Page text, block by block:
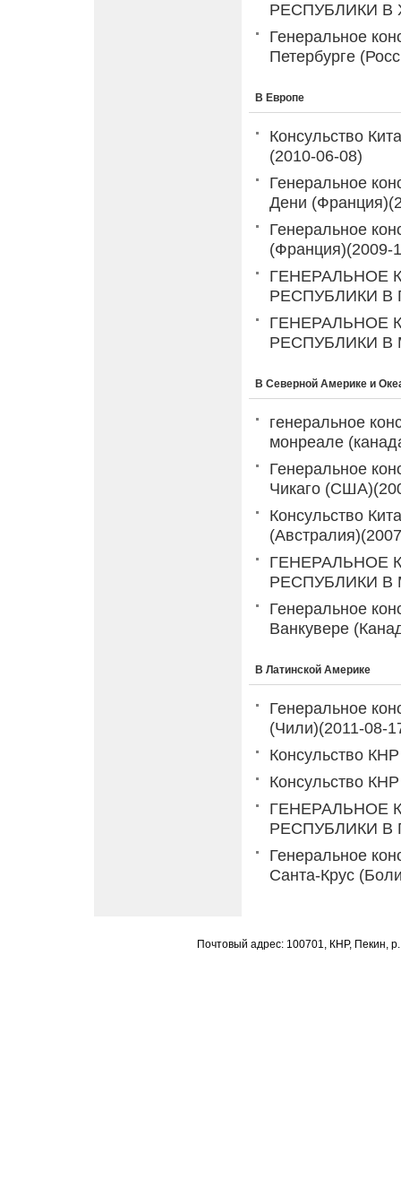
РЕСПУБЛИКИ В
Генеральное
Петербурге
В Европе
Консульство
(2010-06-08)
Генеральное
Дени (Франция)
Генеральное
(Франция)(2009-
ГЕНЕРАЛЬНОЕ
РЕСПУБЛИКИ В
ГЕНЕРАЛЬНОЕ
РЕСПУБЛИКИ
В Северной Америке и
генеральное
монреале
Генеральное
Чикаго (США)
Консульство
(Австралия)
ГЕНЕРАЛЬНОЕ
РЕСПУБЛИКИ В
Генеральное
Ванкувере
В Латинской Америке
Генеральное
(Чили)(2011-08-
Консульство
Консульство
ГЕНЕРАЛЬНОЕ
РЕСПУБЛИКИ В
Генеральное
Санта-Крус
Почтовый адрес: 100701, КНР, Пекин,